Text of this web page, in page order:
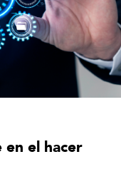
en el hacer